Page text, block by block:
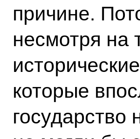
причине.
несмотря на
которые